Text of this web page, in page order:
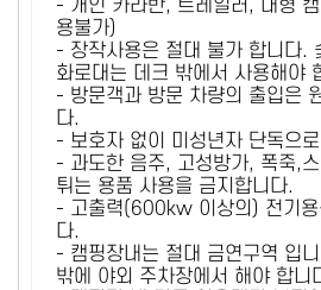
- 개인 카라반, 트레일러, 대형
용불가)
- 장작사용은 절대 불가 합니다.
화로대는 데크 밖에서 사용해야
- 방문객과 방문 차량의 출입은
다.
- 보호자 없이 미성년자 단독으로
- 과도한 음주, 고성방가, 폭죽,스
튀는 용품 사용을 금지합니다.
- 고출력(600kw 이상의) 전기용
다.
- 캠핑장내는 절대 금연구역 입
밖에 야외 주차장에서 해야 합니